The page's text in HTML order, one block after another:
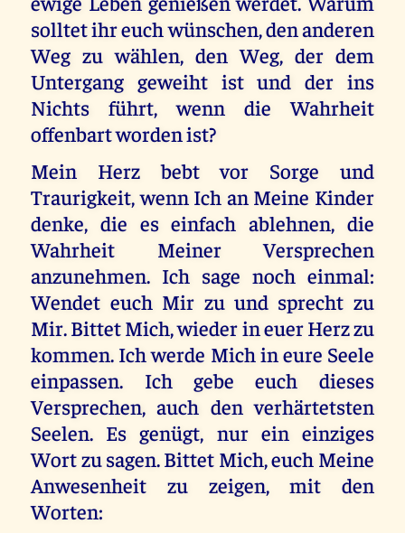
solltet ihr euch wünschen, den anderen
Weg zu wählen, den Weg, der dem
Untergang geweiht ist und der ins
Nichts führt, wenn die Wahrheit
offenbart worden ist?
Mein Herz bebt vor Sorge und
Traurigkeit, wenn Ich an Meine Kinder
denke, die es einfach ablehnen, die
Wahrheit Meiner Versprechen
anzunehmen. Ich sage noch einmal:
Wendet euch Mir zu und sprecht zu
Mir. Bittet Mich, wieder in euer Herz zu
kommen. Ich werde Mich in eure Seele
einpassen. Ich gebe euch dieses
Versprechen, auch den verhärtetsten
Seelen. Es genügt, nur ein einziges
Wort zu sagen. Bittet Mich, euch Meine
Anwesenheit zu zeigen, mit den
Worten: